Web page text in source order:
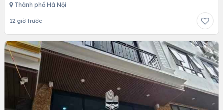
Thành phố Hà Nội
12 giờ trước